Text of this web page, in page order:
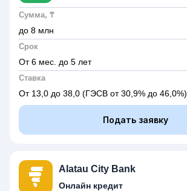
Сумма, ₸
до 8 млн
Срок
От 6 мес. до 5 лет
Ставка
От 13,0 до 38,0 (ГЭСВ от 30,9% до 46,0%)
Подать заявку
Alatau City Bank
Онлайн кредит